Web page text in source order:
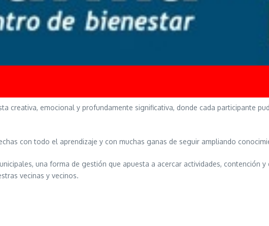
creativa, emocional y profundamente significativa, donde cada participante
con todo el aprendizaje y con muchas ganas de seguir ampliando
una forma de gestión que apuesta a acercar actividades, contención
vecinas y vecinos.